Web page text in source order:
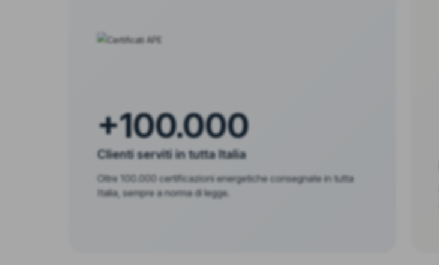
+100.000
Clienti serviti in tutta Italia
Oltre 100.000 certificazioni energetiche consegnate in tutta
Italia, sempre a norma di legge.